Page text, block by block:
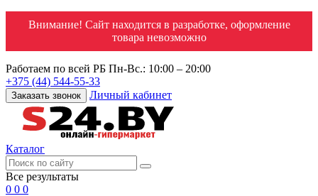
Внимание! Сайт находится в разработке, оформление
товара невозможно
Работаем по всей РБ Пн-Вс.: 10:00 – 20:00
+375 (44) 544-55-33
Заказать звонок Личный кабинет
Каталог
Все результаты
0 0 0